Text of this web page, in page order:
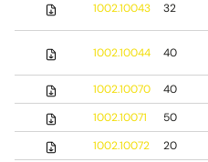
1002.10043 32
1002.10044 40
1002.10070 40
1002.10071
50
1002.10072
20